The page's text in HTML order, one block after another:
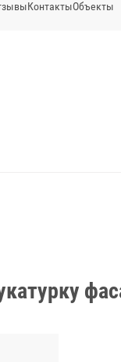
КонтактыОбъекты